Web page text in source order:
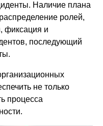
Наличие плана
ролей,
фиксация и
последующий
не только
процесса